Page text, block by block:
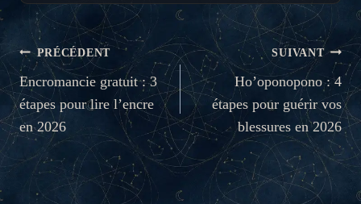
NAVIGATION
DE
L’ARTICLE
PRÉCÉDENT
Encromancie gratuit : 3
étapes pour lire l’encre
en 2026
SUIVANT
Ho’oponopono : 4
étapes pour guérir vos
blessures en 2026